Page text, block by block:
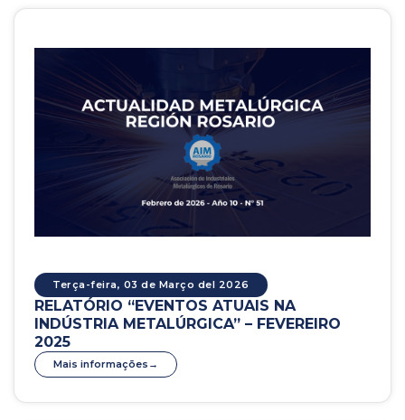
Terça-feira, 03 de Março del 2026
RELATÓRIO “EVENTOS ATUAIS NA
INDÚSTRIA METALÚRGICA” – FEVEREIRO
2025
Mais informações